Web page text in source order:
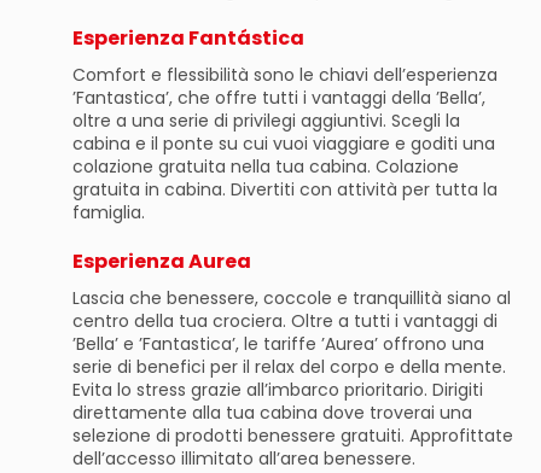
Esperienza Fantástica
Comfort e flessibilità sono le chiavi dell’esperienza
’Fantastica’, che offre tutti i vantaggi della ’Bella’,
oltre a una serie di privilegi aggiuntivi. Scegli la
cabina e il ponte su cui vuoi viaggiare e goditi una
colazione gratuita nella tua cabina. Colazione
gratuita in cabina. Divertiti con attività per tutta la
famiglia.
Esperienza Aurea
Lascia che benessere, coccole e tranquillità siano al
centro della tua crociera. Oltre a tutti i vantaggi di
’Bella’ e ’Fantastica’, le tariffe ’Aurea’ offrono una
serie di benefici per il relax del corpo e della mente.
Evita lo stress grazie all’imbarco prioritario. Dirigiti
direttamente alla tua cabina dove troverai una
selezione di prodotti benessere gratuiti. Approfittate
dell’accesso illimitato all’area benessere.